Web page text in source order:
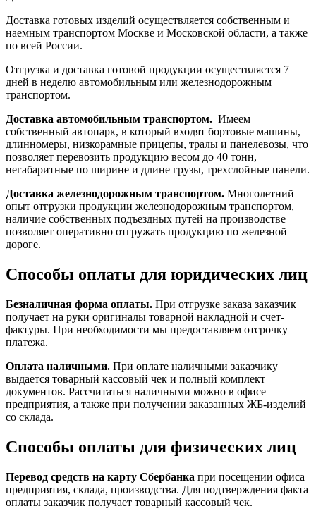
Доставка готовых изделий осуществляется собственным и
наемным транспортом Москве и Московской области, а также
по всей России.
Отгрузка и доставка готовой продукции осуществляется 7
дней в неделю автомобильным или железнодорожным
транспортом.
Доставка автомобильным транспортом. Имеем
собственный автопарк, в который входят бортовые машины,
длинномеры, низкорамные прицепы, тралы и панелевозы, что
позволяет перевозить продукцию весом до 40 тонн,
негабаритные по ширине и длине грузы, трехслойные панели.
Доставка железнодорожным транспортом. Многолетний
опыт отгрузки продукции железнодорожным транспортом,
наличие собственных подъездных путей на производстве
позволяет оперативно отгружать продукцию по железной
дороге.
Способы оплаты для юридических лиц
Безналичная форма оплаты. При отгрузке заказа заказчик
получает на руки оригиналы товарной накладной и счет-
фактуры. При необходимости мы предоставляем отсрочку
платежа.
Оплата наличными. При оплате наличными заказчику
выдается товарный кассовый чек и полный комплект
документов. Рассчитаться наличными можно в офисе
предприятия, а также при получении заказанных ЖБ-изделий
со склада.
Способы оплаты для физических лиц
Перевод средств на карту Сбербанка при посещении офиса
предприятия, склада, производства. Для подтверждения факта
оплаты заказчик получает товарный кассовый чек.